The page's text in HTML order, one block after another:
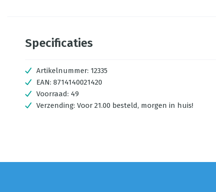
Specificaties
Artikelnummer: 12335
EAN: 8714140021420
Voorraad: 49
Verzending: Voor 21.00 besteld, morgen in huis!